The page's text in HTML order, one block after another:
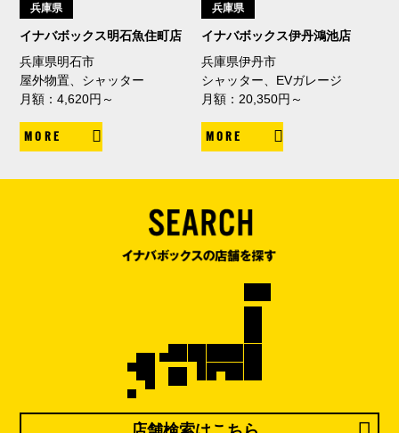
兵庫県
イナバボックス明石魚住町店
兵庫県明石市
屋外物置、シャッター
月額：4,620円～
MORE
兵庫県
イナバボックス伊丹鴻池店
兵庫県伊丹市
シャッター、EVガレージ
月額：20,350円～
MORE